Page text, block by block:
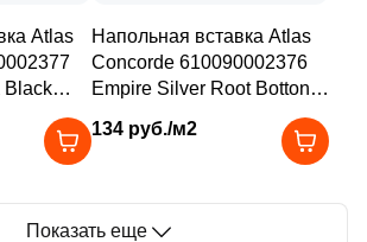
Atlas
Black
камень
Напольная вставка Atlas
Concorde 610090002376
Empire Silver Root Bottone
полированная под камень
134 руб./м2
Показать еще